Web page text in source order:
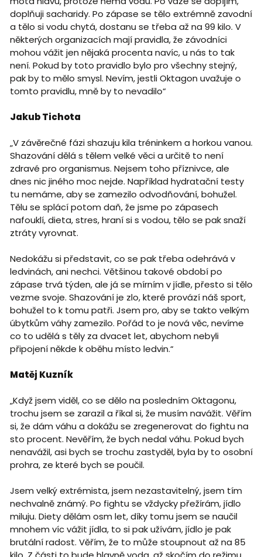
doplňuji sacharidy. Po zápase se tělo extrémně zavodní
a tělo si vodu chytá, dostanu se třeba až na 99 kilo. V
některých organizacích mají pravidla, že závodníci
mohou vážit jen nějaká procenta navíc, u nás to tak
není. Pokud by toto pravidlo bylo pro všechny stejný,
pak by to mělo smysl. Nevím, jestli Oktagon uvažuje o
tomto pravidlu, mně by to nevadilo“
Jakub Tichota
„V závěrečné fázi shazuju kila tréninkem a horkou vanou.
Shazování dělá s tělem velké věci a určitě to není
zdravé pro organismus. Nejsem toho příznivce, ale
dnes nic jiného moc nejde. Například hydratační testy
tu nemáme, aby se zamezilo odvodňování, bohužel.
Tělu se splácí potom daň, že jsme po zápasech
nafouklí, dieta, stres, hraní si s vodou, tělo se pak snaží
ztráty vyrovnat.
Nedokážu si představit, co se pak třeba odehrává v
ledvinách, ani nechci. Většinou takové období po
zápase trvá týden, ale já se mírním v jídle, přesto si tělo
vezme svoje. Shazování je zlo, které provází náš sport,
bohužel to k tomu patři. Jsem pro, aby se takto velkým
úbytkům váhy zamezilo. Pořád to je nová věc, nevíme
co to udělá s těly za dvacet let, abychom nebyli
připojení někde k oběhu místo ledvin.“
Matěj Kuzník
„Když jsem viděl, co se dělo na posledním Oktagonu,
trochu jsem se zarazil a říkal si, že musím navážit. Věřím
si, že dám váhu a dokážu se zregenerovat do fightu na
sto procent. Nevěřím, že bych nedal váhu. Pokud bych
nenavážil, asi bych se trochu zastyděl, byla by to osobní
prohra, ze které bych se poučil.
Jsem velký extrémista, jsem nezastavitelný, jsem tím
nechvalně známý. Po fightu se vždycky přežírám, jídlo
miluju. Diety dělám osm let, díky tomu jsem se naučil
mnohem víc vážit jídla, to si pak užívám, jídlo je pak
brutální radost. Věřím, že to může stoupnout až na 85